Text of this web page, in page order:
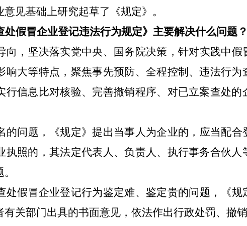
见基础上研究起草了《规定》。
处假冒企业登记违法行为规定》主要解决什么问题？
向，坚决落实党中央、国务院决策，针对实践中
响大等特点，聚焦事先预防、全程控制、违法行
行信息比对核验、完善撤销程序、对已立案查处
的问题，《规定》提出当事人为企业的，应当配
执照的，其法定代表人、负责人、执行事务合伙
处假冒企业登记行为鉴定难、鉴定贵的问题，《
关部门出具的书面意见，依法作出行政处罚、撤销